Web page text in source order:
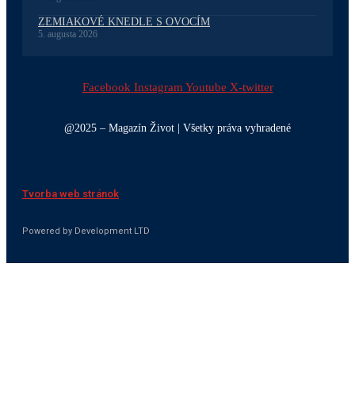
ZEMIAKOVÉ KNEDLE S OVOCÍM
5. augusta 2026
Facebook Instagram Youtube X-twitter
@2025 – Magazín Život | Všetky práva vyhradené
Tvorba web stránok
Powered by Development LTD